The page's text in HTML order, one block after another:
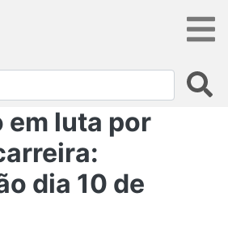
em luta por
dia 10 de